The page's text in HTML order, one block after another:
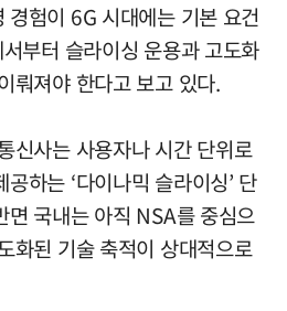
경험이 6G 시대에는 기본 요건
부터 슬라이싱 운용과 고도화
뤄져야 한다고 보고 있다.
신사는 사용자나 시간 단위로
하는 ‘다이나믹 슬라이싱’ 단
면 국내는 아직 NSA를 중심으
화된 기술 축적이 상대적으로